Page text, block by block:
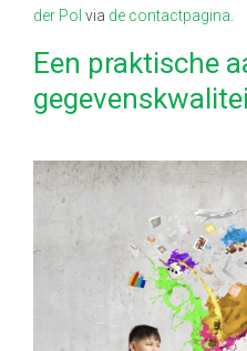
der Pol via de contactpagina.
Een praktische